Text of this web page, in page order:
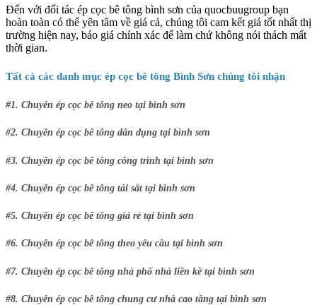
Đến với đối tác ép cọc bê tông bình sơn của quocbuugroup bạn
hoàn toàn có thể yên tâm về giá cả, chúng tôi cam kết giá tốt nhất thị
trường hiện nay, báo giá chính xác để làm chứ không nói thách mất
thời gian.
Tất cả các danh mục ép cọc bê tông Bình Sơn chúng tôi nhận
#1. Chuyên ép cọc bê tông neo tại bình sơn
#2. Chuyên ép cọc bê tông dân dụng tại bình sơn
#3. Chuyên ép cọc bê tông công trình tại bình sơn
#4. Chuyên ép cọc bê tông tải sắt tại bình sơn
#5. Chuyên ép cọc bê tông giá rẻ tại bình sơn
#6. Chuyên ép cọc bê tông theo yêu cầu tại bình sơn
#7. Chuyên ép cọc bê tông nhà phố nhà liền kề tại bình sơn
#8. Chuyên ép cọc bê tông chung cư nhà cao tầng tại bình sơn